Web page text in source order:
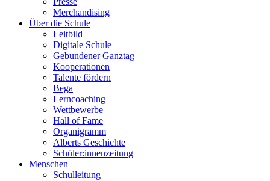
Merchandising
Über die Schule
Leitbild
Digitale Schule
Gebundener Ganztag
Kooperationen
Talente fördern
Bega
Lerncoaching
Wettbewerbe
Hall of Fame
Organigramm
Alberts Geschichte
Schüler:innenzeitung
Menschen
Schulleitung